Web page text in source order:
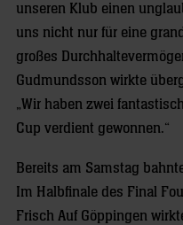
unseren Klub einen
uns nicht nur für eine
großes
Gudmundsson wirkte
„Wir haben zwei
Cup verdient gewonnen.“
Bereits am Samstag
Im Halbfinale des Final
Frisch Auf Göppingen